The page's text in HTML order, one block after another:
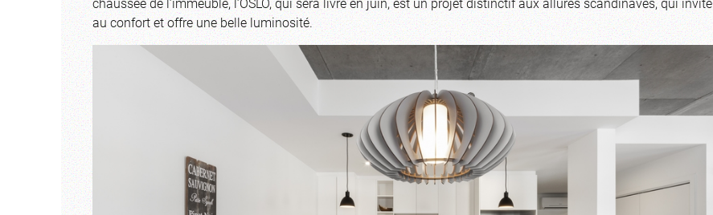
au confort et offre une belle luminosité.